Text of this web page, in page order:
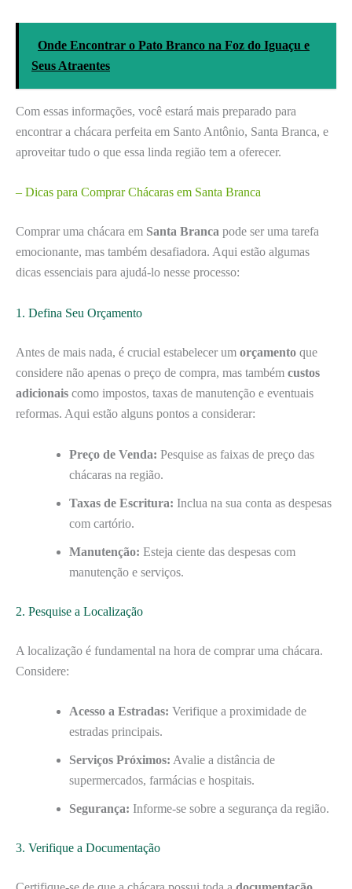
Onde Encontrar o Pato Branco na Foz do Iguaçu e
Seus Atraentes
Com essas informações, você estará mais preparado para
encontrar a chácara perfeita em Santo Antônio, Santa Branca, e
aproveitar tudo o que essa linda região tem a oferecer.
– Dicas para Comprar Chácaras em Santa Branca
Comprar uma chácara em Santa Branca pode ser uma tarefa
emocionante, mas também desafiadora. Aqui estão algumas
dicas essenciais para ajudá-lo nesse processo:
1. Defina Seu Orçamento
Antes de mais nada, é crucial estabelecer um orçamento que
considere não apenas o preço de compra, mas também custos
adicionais como impostos, taxas de manutenção e eventuais
reformas. Aqui estão alguns pontos a considerar:
Preço de Venda: Pesquise as faixas de preço das
chácaras na região.
Taxas de Escritura: Inclua na sua conta as despesas
com cartório.
Manutenção: Esteja ciente das despesas com
manutenção e serviços.
2. Pesquise a Localização
A localização é fundamental na hora de comprar uma chácara.
Considere:
Acesso a Estradas: Verifique a proximidade de
estradas principais.
Serviços Próximos: Avalie a distância de
supermercados, farmácias e hospitais.
Segurança: Informe-se sobre a segurança da região.
3. Verifique a Documentação